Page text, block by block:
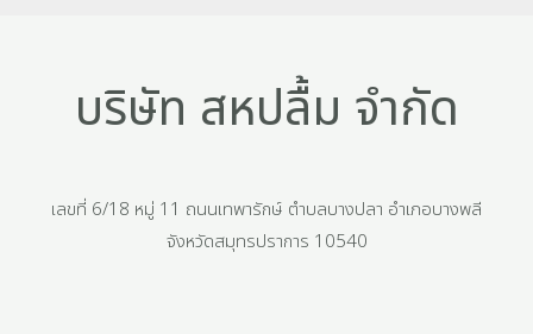
บริษัท สหปลื้ม จำกัด
เลขที่ 6/18 หมู่ 11 ถนนเทพารักษ์ ตำบลบางปลา อำเภอบางพลี
จังหวัดสมุทรปราการ 10540